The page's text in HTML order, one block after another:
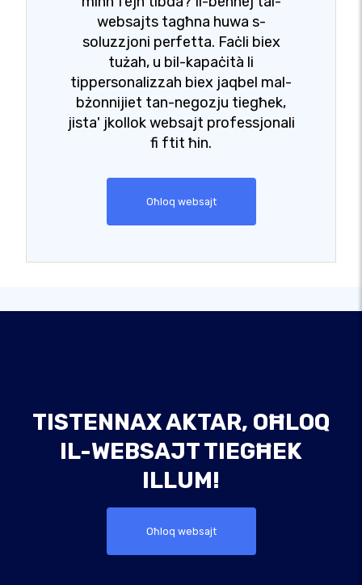
websajts tagħna huwa s-
soluzzjoni perfetta. Faċli biex
tużah, u bil-kapaċità li
tippersonalizzah biex jaqbel mal-
bżonnijiet tan-negozju tiegħek,
jista' jkollok websajt professjonali
fi ftit ħin.
Oħloq websajt
TISTENNAX AKTAR, OĦLOQ
IL-WEBSAJT TIEGĦEK
ILLUM!
Oħloq websajt